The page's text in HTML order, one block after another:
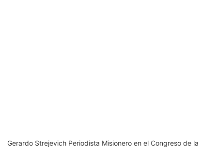
Gerardo Strejevich Periodista Misionero en el Congreso de la